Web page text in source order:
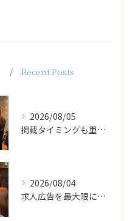
Recent Posts
2026/08/05
掲載タイミングも重要で、業界動向や求職者の活動時期に合わせて...
2026/08/04
求人広告を最大限に活用するためには、ターゲット設定の精度を高...